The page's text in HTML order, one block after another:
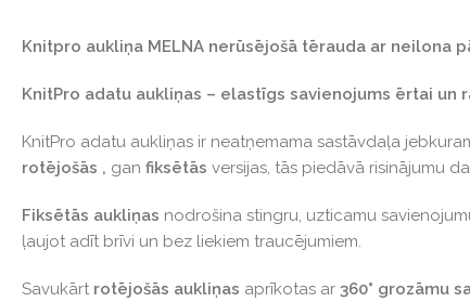
Knitpro aukliņa MELNA nerūsējošā tērauda ar neilona
KnitPro adatu aukliņas – elastīgs savienojums ērtai un
KnitPro adatu aukliņas ir neatņemama sastāvdaļa
rotējošās , gan fiksētās versijas, tās piedāvā risinājumu
Fiksētās aukliņas nodrošina stingru, uzticamu
ļaujot adīt brīvi un bez liekiem traucējumiem.
Savukārt rotējošās aukliņas aprīkotas ar 360° grozāmu